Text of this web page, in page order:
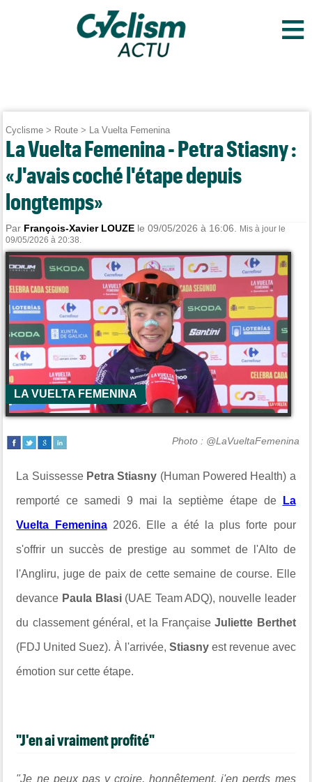
≡
Cyclisme > Route > La Vuelta Femenina
La Vuelta Femenina - Petra Stiasny :
«J'avais coché l'étape depuis
longtemps»
Par François-Xavier LOUZE le 09/05/2026 à 16:06.
Mis à jour le
09/05/2026 à 20:38.
LA VUELTA FEMENINA
Photo : @LaVueltaFemenina
La Suissesse Petra Stiasny (Human Powered Health) a
remporté ce samedi 9 mai la septième étape de La
Vuelta Femenina2026. Elle a été la plus forte pour
s'offrir un succès de prestige au sommet de l'Alto de
l'Angliru, juge de paix de cette semaine de course. Elle
devance Paula Blasi (UAE Team ADQ), nouvelle leader
du classement général, et la FrançaiseJuliette Berthet
(FDJ United Suez). À l'arrivée, Stiasny est revenue avec
émotion sur cette étape.
"J'en ai vraiment profité"
"Je ne peux pas y croire, honnêtement, j'en perds mes